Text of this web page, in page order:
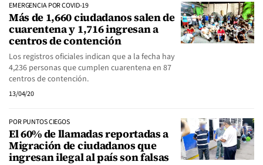
EMERGENCIA POR COVID-19
Más de 1,660 ciudadanos salen de
cuarentena y 1,716 ingresan a
centros de contención
Los registros oficiales indican que a la fecha hay
4,236 personas que cumplen cuarentena en 87
centros de contención.
13/04/20
POR PUNTOS CIEGOS
El 60% de llamadas reportadas a
Migración de ciudadanos que
ingresan ilegal al país son falsas